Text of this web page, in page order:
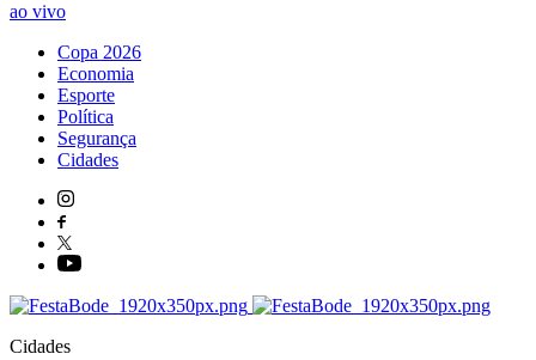
ao vivo
Copa 2026
Economia
Esporte
Política
Segurança
Cidades
Cidades